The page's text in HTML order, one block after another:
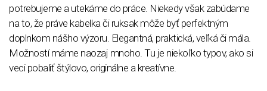
potrebujeme a utekáme do práce. Niekedy však zabúdame
na to, že práve kabelka či ruksak môže byť perfektným
doplnkom nášho výzoru. Elegantná, praktická, veľká či mála.
Možností máme naozaj mnoho. Tu je niekoľko typov, ako si
veci pobaliť štýlovo, originálne a kreatívne.